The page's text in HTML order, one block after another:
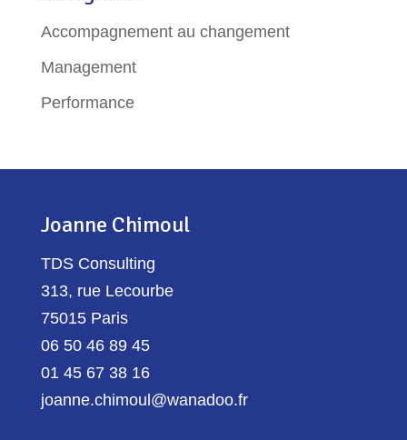
Accompagnement au changement
Management
Performance
Joanne Chimoul
TDS Consulting
313, rue Lecourbe
75015 Paris
06 50 46 89 45
01 45 67 38 16
joanne.chimoul@wanadoo.fr